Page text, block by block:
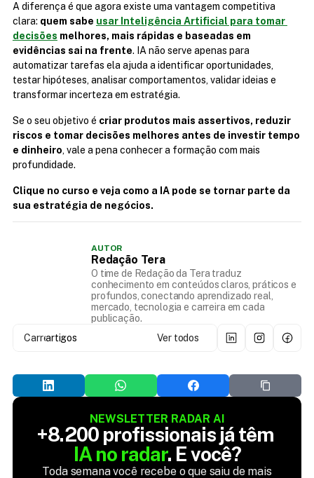
A diferença é que agora existe uma vantagem competitiva
clara: quem sabe usar Inteligência Artificial para tomar
decisões melhores, mais rápidas e baseadas em
evidências sai na frente. IA não serve apenas para
automatizar tarefas ela ajuda a identificar oportunidades,
testar hipóteses, analisar comportamentos, validar ideias e
transformar incerteza em estratégia.
Se o seu objetivo é criar produtos mais assertivos, reduzir
riscos e tomar decisões melhores antes de investir tempo
e dinheiro, vale a pena conhecer a formação com mais
profundidade.
Clique no curso e veja como a IA pode se tornar parte da
sua estratégia de negócios.
AUTOR
Redação Tera
O time de Redação da Tera traduz
conhecimento em conteúdos claros, práticos e
profundos, conectando aprendizado real,
mercado, tecnologia e carreira em cada
publicação.
Carregando...
artigos Ver todos
NEWSLETTER RADAR AI
IA no radar. E você?
Toda semana você recebe o que saiu de mais